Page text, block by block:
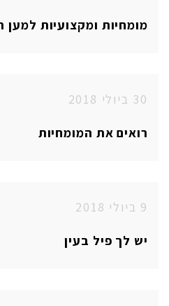
מומחיות ומקצועיות למען
30 ביולי 2018
רואים את המומחיות
9 ביולי 2018
יש לך פיל בעין